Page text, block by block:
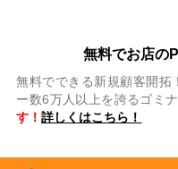
無料でお店の
無料でできる新規顧客開拓
ー数6万人以上を誇るゴミ
す！詳しくはこちら！